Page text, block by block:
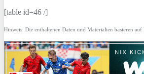
[table id=46 /]
Hinweis: Die enthaltenen Daten und Materialien basieren